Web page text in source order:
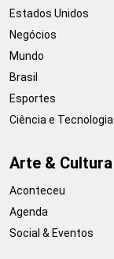
Estados Unidos
Negócios
Mundo
Brasil
Esportes
Ciência e Tecnologia
Arte & Cultura
Aconteceu
Agenda
Social & Eventos